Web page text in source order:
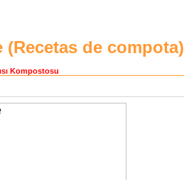
(Recetas de compota)
Kompostosu